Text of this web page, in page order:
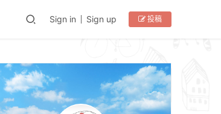
Sign in Sign up 投稿